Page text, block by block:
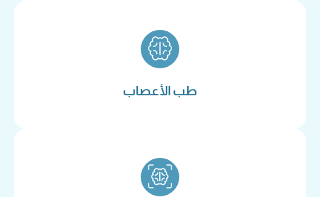
طب الأعصاب